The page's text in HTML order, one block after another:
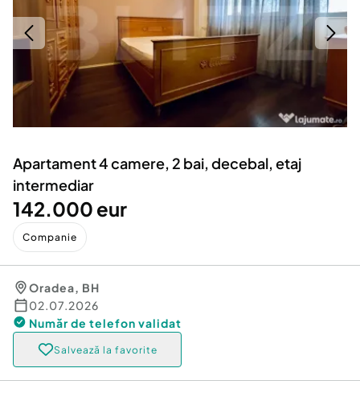
Servicii
Animale de companie
Afaceri și echipamente profesionale
Inchiriere Bunuri si Vehicule
Utilaje agricole si industriale
Piese auto si accesorii
Dacia Duster
Apartament 4 camere, 2 bai, decebal, etaj
intermediar
142.000 eur
Companie
Oradea, BH
02.07.2026
Număr de telefon validat
Salvează la favorite